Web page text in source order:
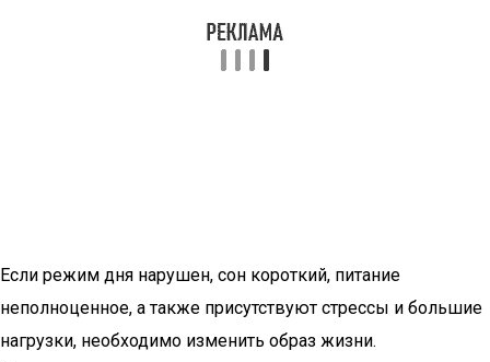
Если режим дня нарушен, сон короткий, питание
неполноценное, а также присутствуют стрессы и большие
нагрузки, необходимо изменить образ жизни.